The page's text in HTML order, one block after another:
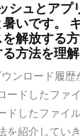
シュとアプ
いです。
解放する
方法を理解
ンロード履歴
ードしたファ
ドしたファイ
を紹介してい